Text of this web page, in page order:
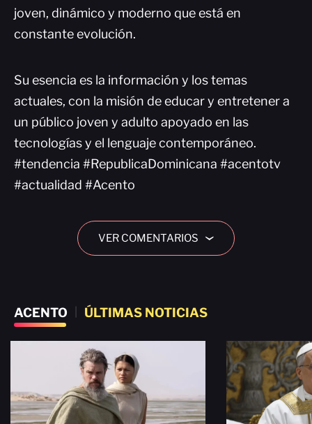
joven, dinámico y moderno que está en
constante evolución.
Su esencia es la información y los temas
actuales, con la misión de educar y entretener a
un público joven y adulto apoyado en las
tecnologías y el lenguaje contemporáneo.
#tendencia #RepublicaDominicana #acentotv
#actualidad #Acento
VER COMENTARIOS ›
ACENTO ÚLTIMAS NOTICIAS